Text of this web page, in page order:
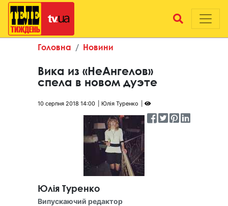
Головна Новини
Вика из «НеАнгелов»
спела в новом дуэте
10 серпня 2018 14:00 Юлія Туренко
Юлія Туренко
Випускаючий редактор